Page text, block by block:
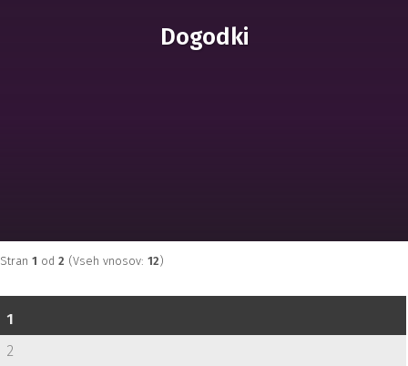
Dogodki
Stran 1 od 2 (Vseh vnosov: 12)
1
2